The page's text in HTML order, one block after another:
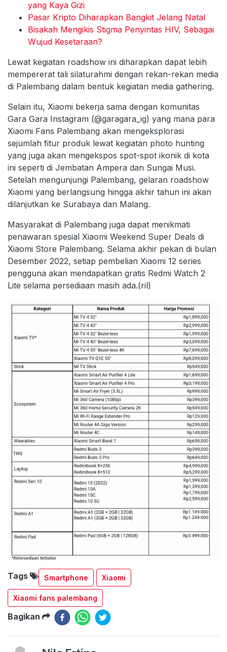
yang Kaya Gizi
Pasar Kripto Diharapkan Bangkit Jelang Natal
Bisakah Mengikis Stigma Penyintas HIV, Sebagai
Wujud Kesetaraan?
Lewat kegiatan roadshow ini diharapkan dapat lebih
mempererat tali silaturahmi dengan rekan-rekan media
di Palembang dalam bentuk kegiatan media gathering.
Selain itu, Xiaomi bekerja sama dengan komunitas
Gara Gara Instagram (@garagara_ig) yang mana para
Xiaomi Fans Palembang akan mengeksplorasi
sejumlah fitur produk lewat kegiatan photo hunting
yang juga akan mengekspos spot-spot ikonik di kota
ini seperti di Jembatan Ampera dan Sungai Musi.
Setelah mengunjungi Palembang, gelaran roadshow
Xiaomi yang berlangsung hingga akhir tahun ini akan
dilanjutkan ke Surabaya dan Malang.
Masyarakat di Palembang juga dapat menikmati
penawaran spesial Xiaomi Weekend Super Deals di
Xiaomi Store Palembang. Selama akhir pekan di bulan
Desember 2022, setiap pembelian Xiaomi 12 series
pengguna akan mendapatkan gratis Redmi Watch 2
Lite selama persediaan masih ada.(ril)
Tags Smartphone Xiaomi
Xiaomi fans palembang
Bagikan